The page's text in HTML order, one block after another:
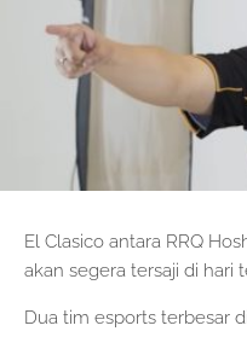
El Clasico antara RRQ
akan segera tersaji di hari
Dua tim esports terbesar